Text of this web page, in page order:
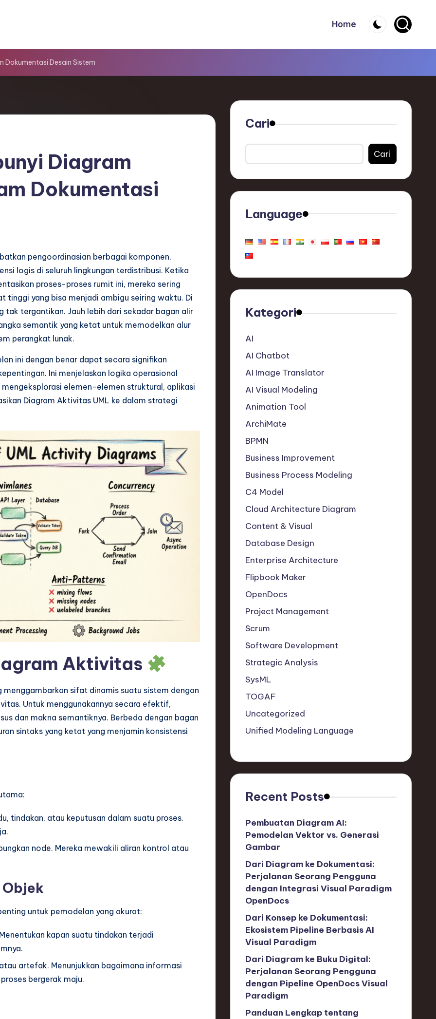
Home
Dokumentasi Desain Sistem
Diagram
Dokumentasi
pengoordinasian berbagai komponen,
logis di seluruh lingkungan terdistribusi. Ketika
proses-proses rumit ini, mereka sering
tinggi yang bisa menjadi ambigu seiring waktu. Di
tak tergantikan. Jauh lebih dari sekadar bagan alir
semantik yang ketat untuk memodelkan alur
perangkat lunak.
ini dengan benar dapat secara signifikan
Ini menjelaskan logika operasional
elemen-elemen struktural, aplikasi
Diagram Aktivitas UML ke dalam strategi
Aktivitas
sifat dinamis suatu sistem dengan
Untuk menggunakannya secara efektif,
dan makna semantiknya. Berbeda dengan bagan
sintaks yang ketat yang menjamin konsistensi
tindakan, atau keputusan dalam suatu proses.
node. Mereka mewakili aliran kontrol atau
untuk pemodelan yang akurat:
kapan suatu tindakan terjadi
artefak. Menunjukkan bagaimana informasi
bergerak maju.
Cari
Cari
Language
Kategori
AI
AI Chatbot
AI Image Translator
AI Visual Modeling
Animation Tool
ArchiMate
BPMN
Business Improvement
Business Process Modeling
C4 Model
Cloud Architecture Diagram
Content & Visual
Database Design
Enterprise Architecture
Flipbook Maker
OpenDocs
Project Management
Scrum
Software Development
Strategic Analysis
SysML
TOGAF
Uncategorized
Unified Modeling Language
Recent Posts
Pembuatan Diagram AI:
Pemodelan Vektor vs. Generasi
Gambar
Dari Diagram ke Dokumentasi:
Perjalanan Seorang Pengguna
dengan Integrasi Visual Paradigm
OpenDocs
Dari Konsep ke Dokumentasi:
Ekosistem Pipeline Berbasis AI
Visual Paradigm
Dari Diagram ke Buku Digital:
Perjalanan Seorang Pengguna
dengan Pipeline OpenDocs Visual
Paradigm
Panduan Lengkap tentang